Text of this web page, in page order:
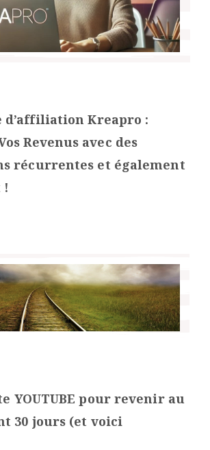
d’affiliation Kreapro :
Revenus avec des
récurrentes et également
!
YOUTUBE pour revenir au
30 jours (et voici